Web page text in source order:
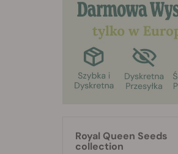
Royal Queen Seeds
collection